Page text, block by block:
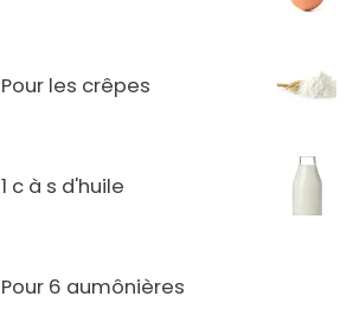
Pour les crêpes
1 c à s d'huile
Pour 6 aumônières